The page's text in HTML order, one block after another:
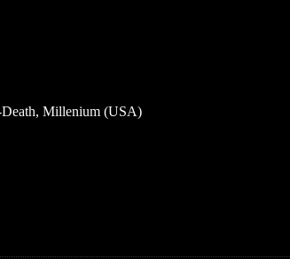
Death, Millenium (USA)